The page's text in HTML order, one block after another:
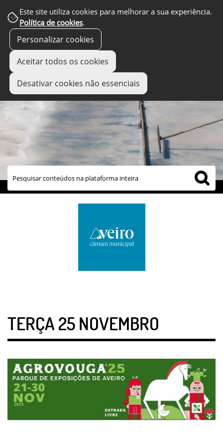
Este site utiliza cookies para melhorar a sua experiência.
Política de cookies.
Personalizar cookies
Aceitar todos os cookies
Desativar cookies não essenciais
links úteis
TERÇA 25 NOVEMBRO